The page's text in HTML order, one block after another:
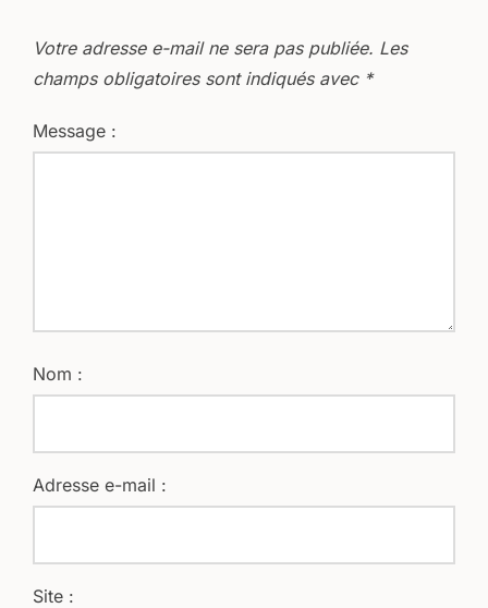
Votre adresse e-mail ne sera pas publiée. Les
champs obligatoires sont indiqués avec *
Message :
Nom :
Adresse e-mail :
Site :